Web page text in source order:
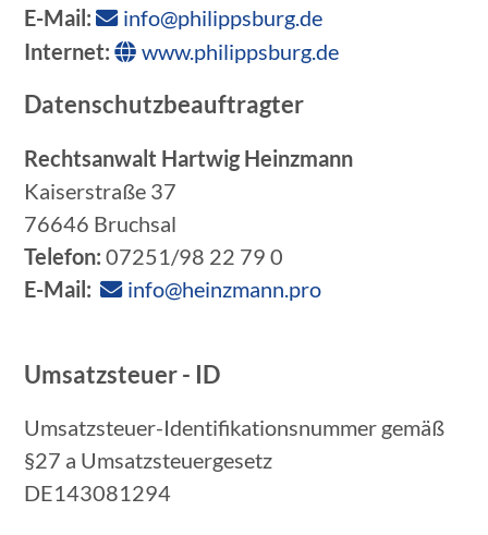
E-Mail:
info@philippsburg.de
Internet:
www.philippsburg.de
Datenschutzbeauftragter
Rechtsanwalt Hartwig Heinzmann
Kaiserstraße 37
76646 Bruchsal
Telefon: 07251/98 22 79 0
E-Mail:
info@heinzmann.pro
Umsatzsteuer - ID
Umsatzsteuer-Identifikationsnummer gemäß
§27 a Umsatzsteuergesetz
DE143081294